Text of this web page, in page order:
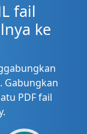
fail
ke
Gabungkan
PDF fail